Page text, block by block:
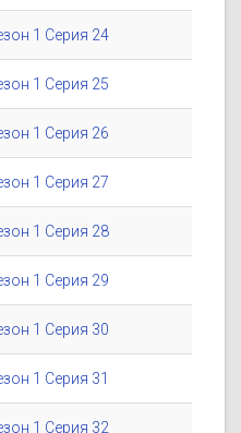
1 Серия 24
1 Серия 25
1 Серия 26
1 Серия 27
1 Серия 28
1 Серия 29
1 Серия 30
1 Серия 31
1 Серия 32